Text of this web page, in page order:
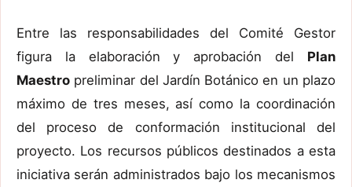
Entre las responsabilidades del Comité Gestor
figura la elaboración y aprobación del Plan
Maestro preliminar del Jardín Botánico en un plazo
máximo de tres meses, así como la coordinación
del proceso de conformación institucional del
proyecto. Los recursos públicos destinados a esta
iniciativa serán administrados bajo los mecanismos